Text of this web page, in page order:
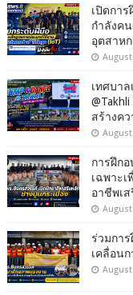
เปิดกา
กำลังค
อุตสาห
August
เทศบาล
สร้างค
August
การฝึก
เฉพาะ
อาชีพเ
August
ร่วมกา
เคลื่อน
August